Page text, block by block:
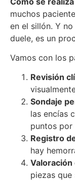
muchos
en el sillón. Y
duele, es un
Vamos con los
Revisión
Sondaje
las encías
puntos por
Registro
hay
Valoración
piezas que